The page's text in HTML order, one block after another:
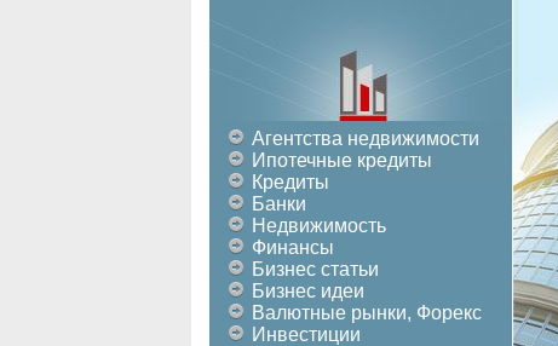
Агентства недвижимости
Ипотечные кредиты
Кредиты
Банки
Недвижимость
Финансы
Бизнес статьи
Бизнес идеи
Валютные рынки, Форекс
Инвестиции